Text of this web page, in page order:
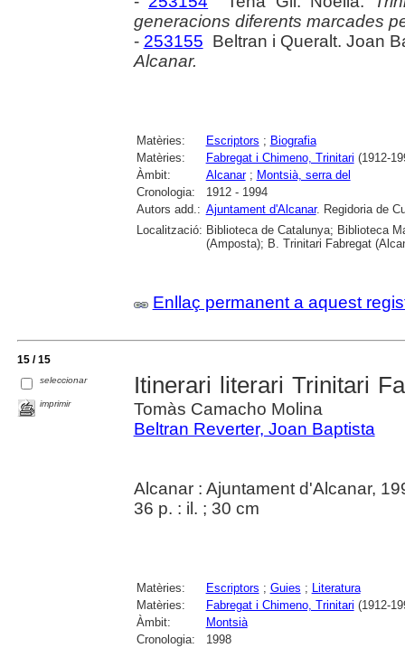
generacions diferents marcades
- 253155 Beltran i Queralt. Joan
Alcanar.
Matèries: Escriptors ; Biografia
Matèries:
Fabregat i Chimeno, Trinitari (1912-
Àmbit:
Alcanar; Montsià, serra del
Cronologia:
1912 - 1994
Autors add.: Ajuntament d'Alcanar. Regidoria de
Localització: Biblioteca de Catalunya; Biblioteca
(Amposta); B. Trinitari Fabregat
Enllaç permanent a aquest
15 / 15
seleccionar
imprimir
Itinerari literari Trinitari
Tomàs Camacho Molina
Beltran Reverter, Joan Baptista
Alcanar : Ajuntament d'Alcanar,
36 p. : il. ; 30 cm
Matèries: Escriptors ; Guies ; Literatura
Matèries:
Fabregat i Chimeno, Trinitari (1912-
Àmbit:
Montsià
Cronologia:
1998